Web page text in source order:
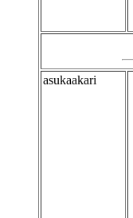
asukaakari